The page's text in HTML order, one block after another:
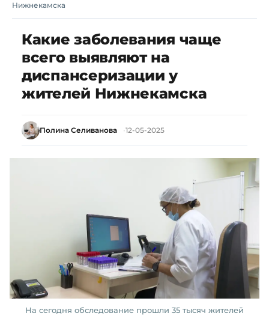
Нижнекамска
Какие заболевания чаще
всего выявляют на
диспансеризации у
жителей Нижнекамска
Полина Селиванова 12-05-2025
На сегодня обследование прошли 35 тысяч жителей